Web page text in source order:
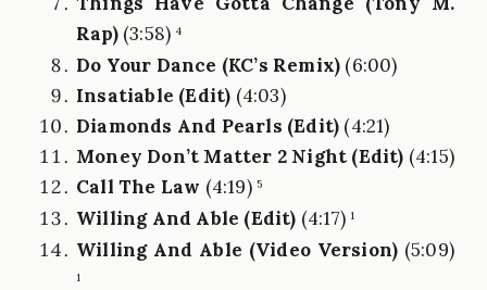
Rap) (3:58) 4
Do Your Dance (KC’s Remix) (6:00)
Insatiable (Edit) (4:03)
Diamonds And Pearls (Edit) (4:21)
Money Don’t Matter 2 Night (Edit) (4:15)
Call The Law (4:19)5
Willing And Able (Edit) (4:17)1
Willing And Able (Video Version) (5:09)
1